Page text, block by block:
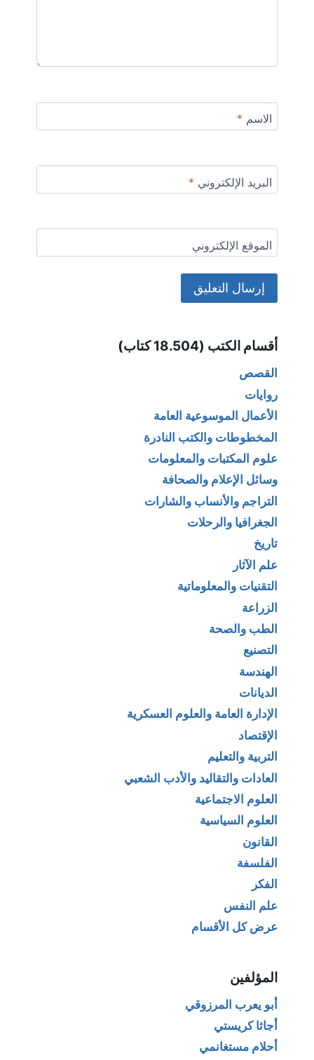
الاسم *
البريد الإلكتروني *
الموقع الإلكتروني
أقسام الكتب (18.504 كتاب)
القصص
روايات
الأعمال الموسوعية العامة
المخطوطات والكتب النادرة
علوم المكتبات والمعلومات
وسائل الإعلام والصحافة
التراجم والأنساب والشارات
الجغرافيا والرحلات
تاريخ
علم الآثار
التقنيات والمعلوماتية
الزراعة
الطب والصحة
التصنيع
الهندسة
الديانات
الإدارة العامة والعلوم العسكرية
الإقتصاد
التربية والتعليم
العادات والتقاليد والأدب الشعبي
العلوم الاجتماعية
العلوم السياسية
القانون
الفلسفة
الفكر
علم النفس
عرض كل الأقسام
المؤلفين
أبو يعرب المرزوقي
أجاثا كريستي
أحلام مستغانمي